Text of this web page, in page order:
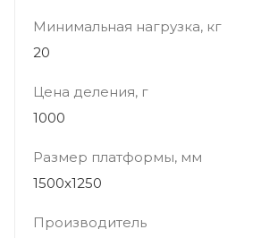
Минимальная нагрузка, кг
20
Цена деления, г
1000
Размер платформы, мм
1500x1250
Производитель